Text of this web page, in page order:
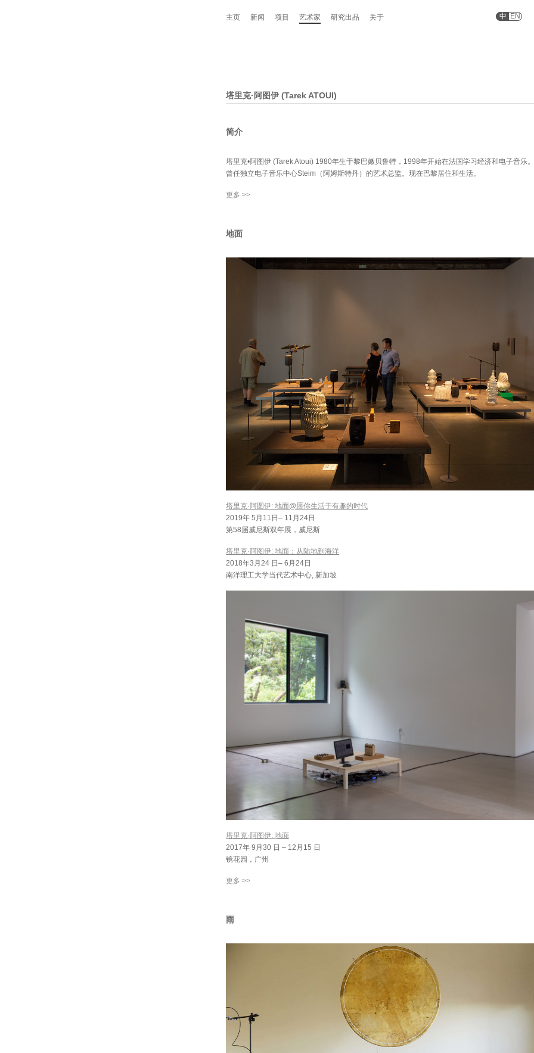
主页 新闻 项目 艺术家 研究出品 关于 中 EN
塔里克·阿图伊 (Tarek ATOUI)
简介
塔里克•阿图伊 (Tarek Atoui) 1980年生于黎巴嫩贝鲁特，1998年开始在法国学习经济和电子音乐
曾任独立电子音乐中心Steim（阿姆斯特丹）的艺术总监。现在巴黎居住和生活。
更多 >>
地面
塔里克·阿图伊: 地面@愿你生活于有趣的时代
2019年 5月11日– 11月24日
第58届威尼斯双年展，威尼斯
塔里克·阿图伊: 地面：从陆地到海洋
2018年3月24 日– 6月24日
南洋理工大学当代艺术中心, 新加坡
塔里克·阿图伊: 地面
2017年 9月30 日 – 12月15 日
镜花园，广州
更多 >>
雨